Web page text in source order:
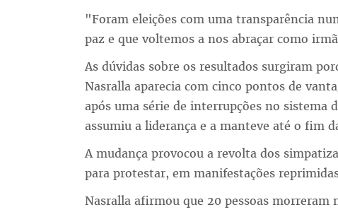
"Foram eleições com uma transparência
paz e que voltemos a nos abraçar como
As dúvidas sobre os resultados surgiram
Nasralla aparecia com cinco pontos de
após uma série de interrupções no sistema
assumiu a liderança e a manteve até o fim
A mudança provocou a revolta dos
para protestar, em manifestações
Nasralla afirmou que 20 pessoas